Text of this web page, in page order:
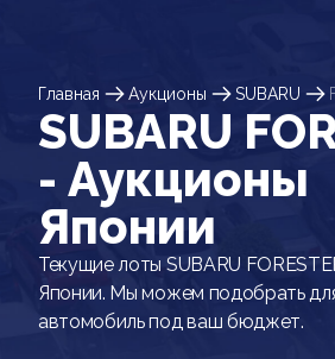
Главная Аукционы SUBARU
SUBARU
- Аукционы
Японии
Текущие лоты SUBARU
Японии. Мы можем подобрать
автомобиль под ваш бюджет.